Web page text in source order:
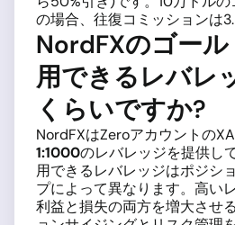
の場合、往復コミッションは
NordFXのゴー
用できるレバレ
くらいですか?
NordFXはZeroアカウントの
1:1000のレバレッジを提供し
用できるレバレッジはポジシ
プによって異なります。高い
利益と損失の両方を増大させ